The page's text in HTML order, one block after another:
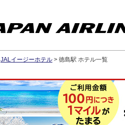
JALイージーホテル > 徳島駅 ホテル一覧